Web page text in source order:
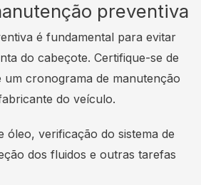
preventiva
é fundamental para evitar
do cabeçote. Certifique-se de
um cronograma de manutenção
do veículo.
óleo, verificação do sistema de
dos fluidos e outras tarefas